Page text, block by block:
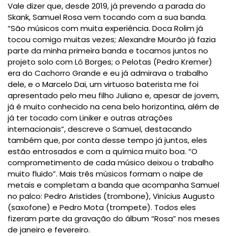
Vale dizer que, desde 2019, já prevendo a parada do
Skank, Samuel Rosa vem tocando com a sua banda.
“São músicos com muita experiência. Doca Rolim já
tocou comigo muitas vezes; Alexandre Mourão já fazia
parte da minha primeira banda e tocamos juntos no
projeto solo com Lô Borges; o Pelotas (Pedro Kremer)
era do Cachorro Grande e eu já admirava o trabalho
dele, e o Marcelo Dai, um virtuoso baterista me foi
apresentado pelo meu filho Juliano e, apesar de jovem,
já é muito conhecido na cena belo horizontina, além de
já ter tocado com Liniker e outras atrações
internacionais”, descreve o Samuel, destacando
também que, por conta desse tempo já juntos, eles
estão entrosados e com a química muito boa. “O
comprometimento de cada músico deixou o trabalho
muito fluido”. Mais três músicos formam o naipe de
metais e completam a banda que acompanha Samuel
no palco: Pedro Aristides (trombone), Vinícius Augusto
(saxofone) e Pedro Mota (trompete). Todos eles
fizeram parte da gravação do álbum “Rosa” nos meses
de janeiro e fevereiro.